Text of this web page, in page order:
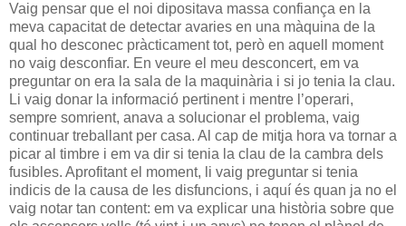
Vaig pensar que el noi dipositava massa confiança en la
meva capacitat de detectar avaries en una màquina de la
qual ho desconec pràcticament tot, però en aquell moment
no vaig desconfiar. En veure el meu desconcert, em va
preguntar on era la sala de la maquinària i si jo tenia la clau.
Li vaig donar la informació pertinent i mentre l’operari,
sempre somrient, anava a solucionar el problema, vaig
continuar treballant per casa. Al cap de mitja hora va tornar a
picar al timbre i em va dir si tenia la clau de la cambra dels
fusibles. Aprofitant el moment, li vaig preguntar si tenia
indicis de la causa de les disfuncions, i aquí és quan ja no el
vaig notar tan content: em va explicar una història sobre que